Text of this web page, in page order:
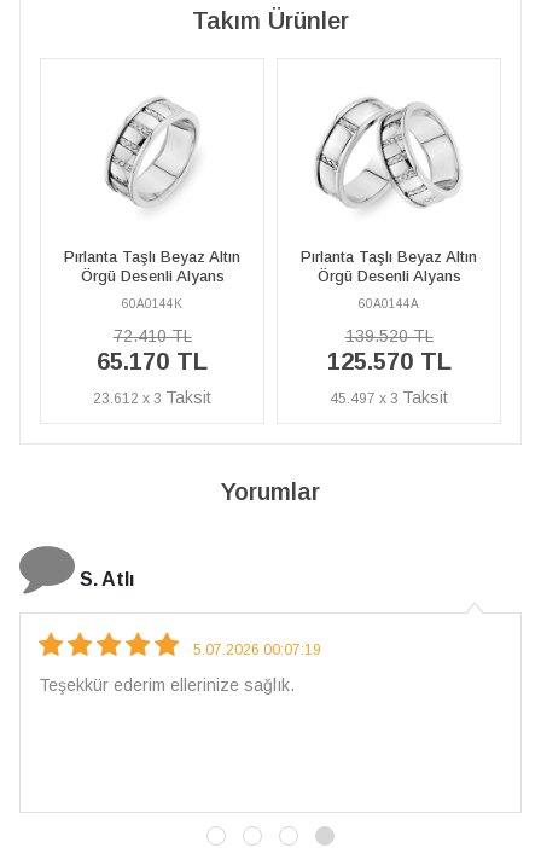
Takım Ürünler
Pırlanta Taşlı Beyaz Altın
Örgü Desenli Alyans
60A0144A
139.520 TL
125.570 TL
45.497 x 3
Pırlanta Taşlı Beyaz Altın
Örgü Desenli Alyans
60A0144K
72.410 TL
65.170 TL
23.612 x 3
Yorumlar
N. Elçi
4.08.2026 16:27:03
Çarpıcı ve olağanüstü bir işçilikle hazırlanmış bir mücevher.